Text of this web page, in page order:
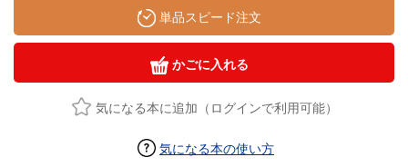
単品スピード注文
かごに入れる
気になる本に追加（ログインで利用可能）
気になる本の使い方